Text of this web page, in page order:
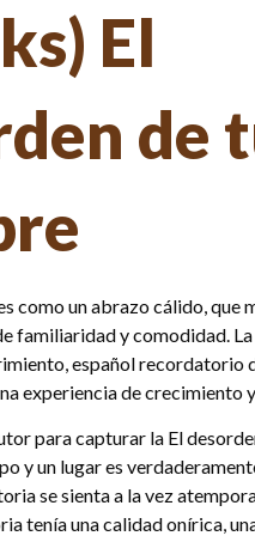
El
de
como un abrazo cálido, que
familiaridad y comodidad.
español recordatorio
experiencia de crecimiento
para capturar la El
y un lugar es
se sienta a la vez
tenía una calidad onírica,